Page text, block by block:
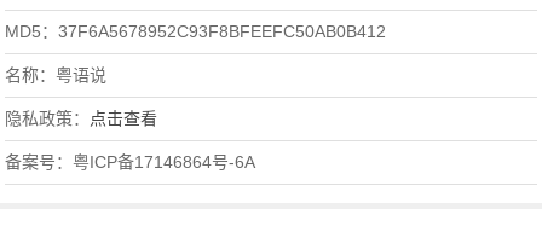
MD5：37F6A5678952C93F8BFEEFC50AB0B412
名称：粤语说
隐私政策： 点击查看
备案号：粤ICP备17146864号-6A